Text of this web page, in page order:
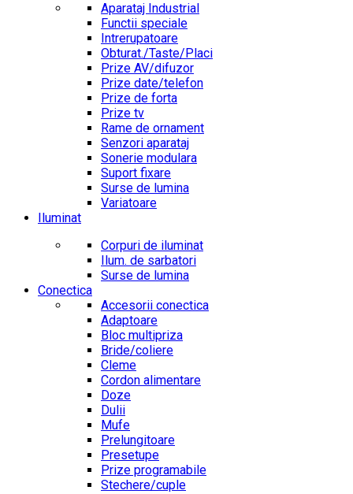
Aparataj Industrial
Functii speciale
Intrerupatoare
Obturat./Taste/Placi
Prize AV/difuzor
Prize date/telefon
Prize de forta
Prize tv
Rame de ornament
Senzori aparataj
Sonerie modulara
Suport fixare
Surse de lumina
Variatoare
Iluminat
Corpuri de iluminat
Ilum. de sarbatori
Surse de lumina
Conectica
Accesorii conectica
Adaptoare
Bloc multipriza
Bride/coliere
Cleme
Cordon alimentare
Doze
Dulii
Mufe
Prelungitoare
Presetupe
Prize programabile
Stechere/cuple